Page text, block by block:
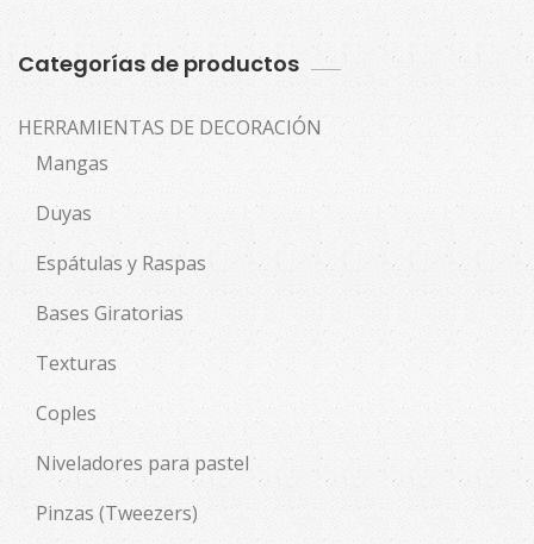
Categorías de productos
HERRAMIENTAS DE DECORACIÓN
Mangas
Duyas
Espátulas y Raspas
Bases Giratorias
Texturas
Coples
Niveladores para pastel
Pinzas (Tweezers)